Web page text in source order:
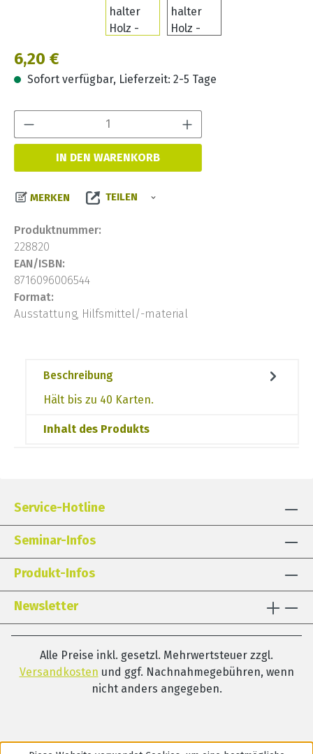
Regulärer Preis:
6,20 €
Sofort verfügbar, Lieferzeit: 2-5 Tage
IN DEN WARENKORB
MERKEN TEILEN
Produktnummer:
228820
EAN/ISBN:
8716096006544
Format:
Ausstattung, Hilfsmittel/-material
Beschreibung
Hält bis zu 40 Karten.
Inhalt des Produkts
Service-Hotline
Seminar-Infos
Produkt-Infos
Newsletter
Alle Preise inkl. gesetzl. Mehrwertsteuer zzgl.
Versandkosten und ggf. Nachnahmegebühren, wenn
nicht anders angegeben.